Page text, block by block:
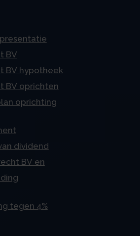
BV
BV hypotheek
BV oprichten
oprichting
dividend
BV en
tegen 4%